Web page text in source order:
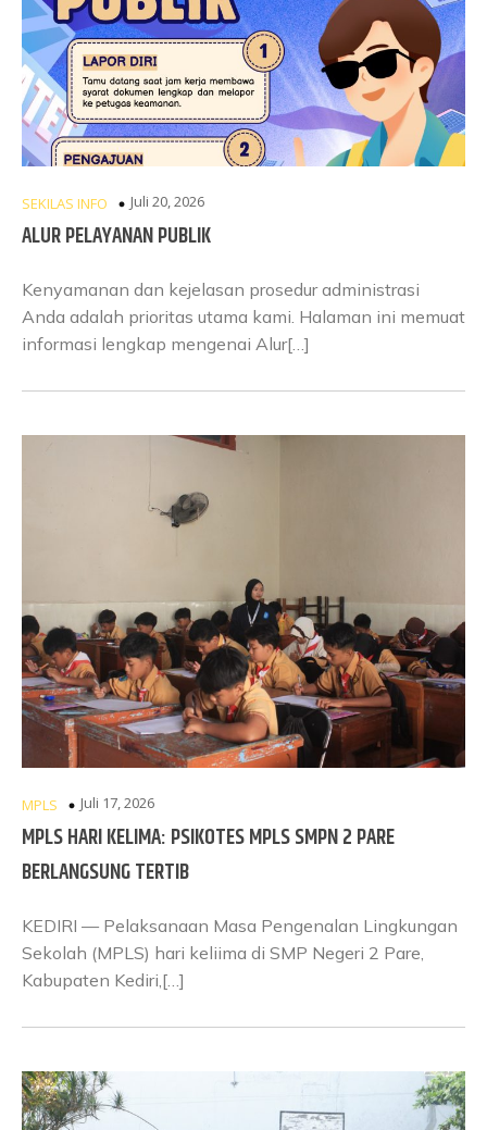
SEKILAS INFO Juli 20, 2026
ALUR PELAYANAN PUBLIK
Kenyamanan dan kejelasan prosedur administrasi
Anda adalah prioritas utama kami. Halaman ini memuat
informasi lengkap mengenai Alur[…]
MPLS Juli 17, 2026
MPLS HARI KELIMA: PSIKOTES MPLS SMPN 2 PARE
BERLANGSUNG TERTIB
KEDIRI — Pelaksanaan Masa Pengenalan Lingkungan
Sekolah (MPLS) hari keliima di SMP Negeri 2 Pare,
Kabupaten Kediri,[…]